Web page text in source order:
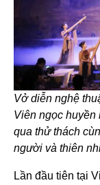
Vở diễn nghệ
Viên ngọc huyền
qua thử thách
người và thiên
Lần đầu tiên tại